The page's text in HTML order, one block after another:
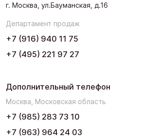
г. Москва, ул.Бауманская, д.16
Департамент продаж
+7 (916) 940 11 75
+7 (495) 221 97 27
Дополнительный телефон
Москва, Московская область
+7 (985) 283 73 10
+7 (963) 964 24 03